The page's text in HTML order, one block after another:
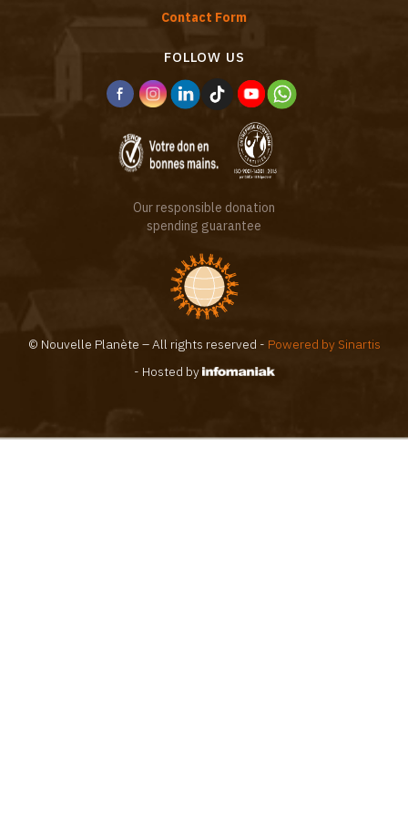
Contact Form
FOLLOW US
Our responsible donation
spending guarantee
© Nouvelle Planète – All rights reserved - Powered by Sinartis
- Hosted by